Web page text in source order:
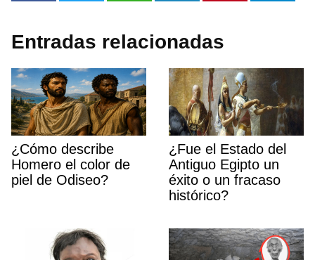
Entradas relacionadas
¿Cómo describe
Homero el color de
piel de Odiseo?
¿Fue el Estado del
Antiguo Egipto un
éxito o un fracaso
histórico?